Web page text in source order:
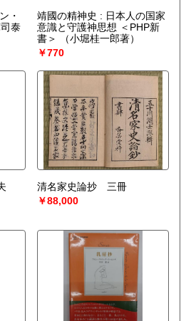
・
泰
靖國の精神史 : 日本人の国家
意識と守護神思想 ＜PHP新
書＞
（小堀桂一郎著）
￥770
清名家史論抄 三冊
￥88,000